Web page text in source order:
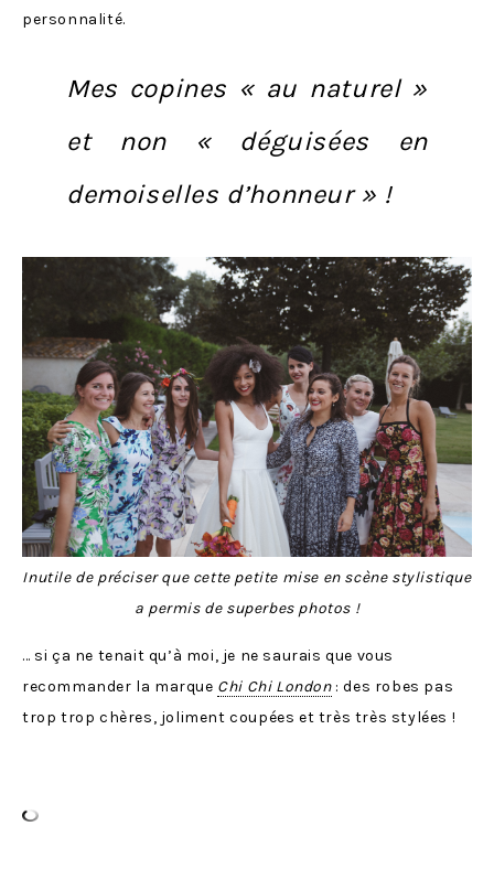
personnalité.
Mes copines « au naturel »
et non « déguisées en
demoiselles d’honneur » !
Inutile de préciser que cette petite mise en scène stylistique
a permis de superbes photos !
… si ça ne tenait qu’à moi, je ne saurais que vous
recommander la marque Chi Chi London: des robes pas
trop trop chères, joliment coupées et très très stylées !